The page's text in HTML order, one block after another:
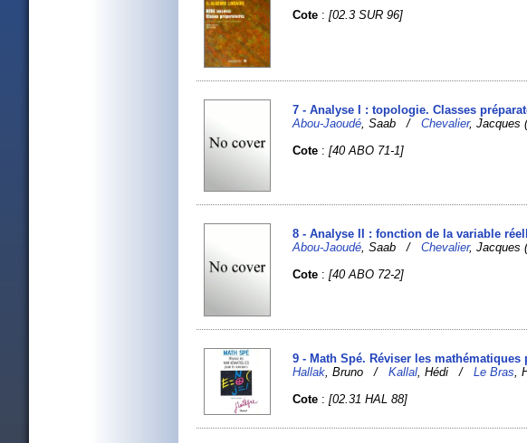
Cote :[02.3 SUR 96]
7 - Analyse I : topologie. Classes
Abou-Jaoudé , Saab /Chevalier, Jacques
Cote :[40 ABO 71-1]
8 - Analyse II : fonction de la variable
Abou-Jaoudé, Saab /Chevalier, Jacques
Cote :[40 ABO 72-2]
9 - Math Spé. Réviser les
Hallak , Bruno /Kallal , Hédi /Le Bras ,
Cote :[02.31 HAL 88]